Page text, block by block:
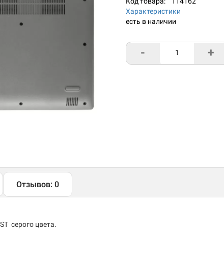
Характеристики
есть в наличии
- +
Отзывов: 0
серого цвета.